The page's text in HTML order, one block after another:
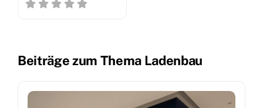
Beiträge zum Thema Ladenbau